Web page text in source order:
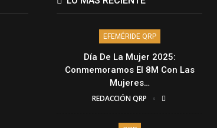
EFEMÉRIDE QRP
Día De La Mujer 2025:
Conmemoramos El 8M Con Las
Mujeres…
REDACCIÓN QRP